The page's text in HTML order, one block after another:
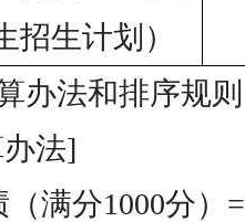
招生计划）
办法和排序规则
法]
（满分1000分）